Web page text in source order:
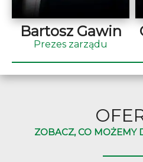
Bartosz Gawin
Prezes zarządu
ZOBACZ, CO MOŻEMY